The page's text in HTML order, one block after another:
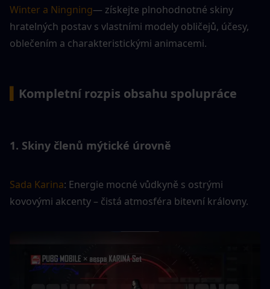
Winter a Ningning— získejte plnohodnotné skiny
hratelných postav s vlastními modely obličejů, účesy,
oblečením a charakteristickými animacemi.
Kompletní rozpis obsahu spolupráce
1. Skiny členů mýtické úrovně
Sada Karina: Energie mocné vůdkyně s ostrými
kovovými akcenty – čistá atmosféra bitevní královny.